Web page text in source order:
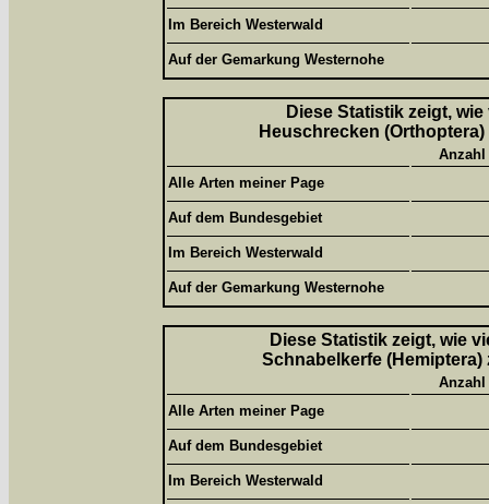
Im Bereich Westerwald
Auf der Gemarkung Westernohe
Diese Statistik zeigt,
Heuschrecken
Alle Arten meiner Page
Auf dem Bundesgebiet
Im Bereich Westerwald
Auf der Gemarkung Westernohe
Diese Statistik zeigt, wie
Schnabelkerfe
Alle Arten meiner Page
Auf dem Bundesgebiet
Im Bereich Westerwald